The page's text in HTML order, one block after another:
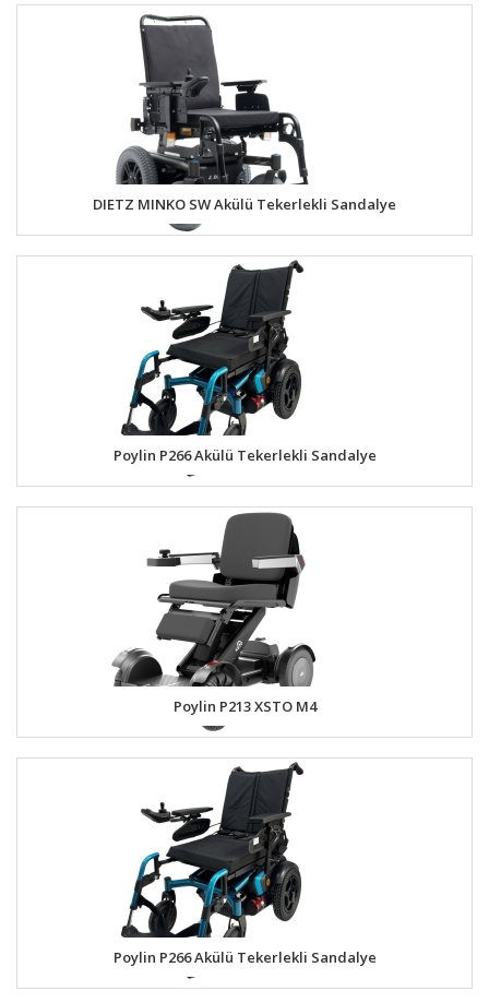
DIETZ MINKO SW Akülü Tekerlekli Sandalye
Poylin P266 Akülü Tekerlekli Sandalye
Poylin P213 XSTO M4
Poylin P266 Akülü Tekerlekli Sandalye